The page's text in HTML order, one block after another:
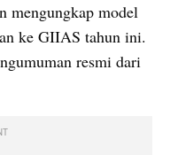
mengungkap model
ke GIIAS tahun ini.
resmi dari